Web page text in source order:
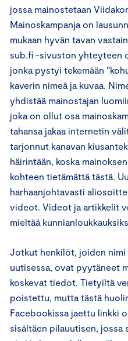
jossa mainostetaan
Mainoskampanja on
mukaan hyvän tavan
sub.fi -sivuston yhteyteen
jonka pystyi tekemään
kaverin nimeä ja kuvaa.
yhdistää mainostajan
joka on ollut osa
tahansa jakaa internetin
tarjonnut kanavan
häirintään, koska
kohteen tietämättä tästä.
harhaanjohtavasti
videot. Videot ja artikkelit
mieltää
Jotkut henkilöt, joiden nimi
uutisessa, ovat pyytäneet
koskevat tiedot. Tietyiltä
poistettu, mutta tästä
Facebookissa jaettu linkki
sisältäen pilauutisen, jossa